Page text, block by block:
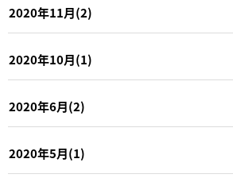
2020年11月(2)
2020年10月(1)
2020年6月(2)
2020年5月(1)